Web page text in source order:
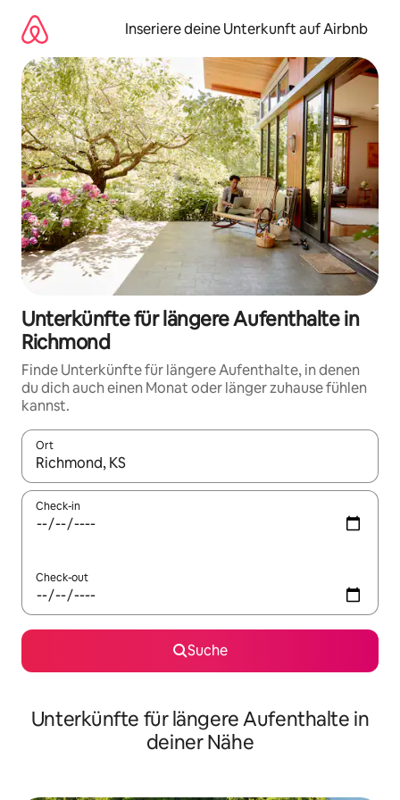
Inhalten
springen
Inseriere deine Unterkunft auf Airbnb
Unterkünfte für längere Aufenthalte in
Richmond
Finde Unterkünfte für längere Aufenthalte, in denen
du dich auch einen Monat oder länger zuhause fühlen
kannst.
Ort
Wenn Ergebnisse verfügbar sind, navigiere mit den
Check-in
Check-out
Suche
Unterkünfte für längere Aufenthalte in
deiner Nähe